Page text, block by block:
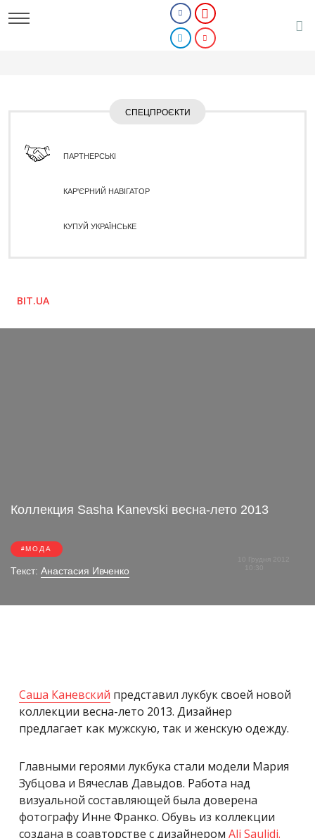
СПЕЦПРОЄКТИ
ПАРТНЕРСЬКІ
КАР'ЄРНИЙ НАВІГАТОР
КУПУЙ УКРАЇНСЬКЕ
BIT.UA
Коллекция Sasha Kanevski весна-лето 2013
МОДА
Текст: Анастасия Ивченко
10 Грудня 2012
Саша Каневский представил лукбук своей новой
коллекции весна-лето 2013. Дизайнер
предлагает как мужскую, так и женскую одежду.
Главными героями лукбука стали модели Мария
Зубцова и Вячеслав Давыдов. Работа над
визуальной составляющей была доверена
фотографу Инне Франко. Обувь из коллекции
создана в соавторстве с дизайнером Ali Saulidi.